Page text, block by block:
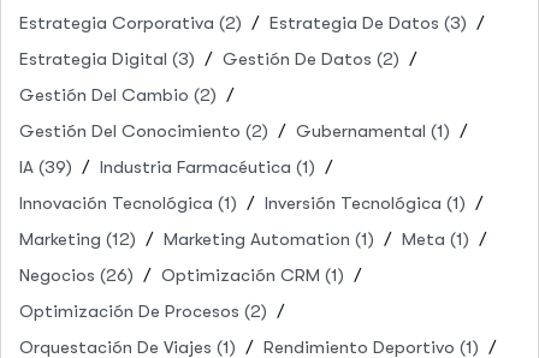
Estrategia Corporativa (2) Estrategia De Datos (3)
Estrategia Digital (3) Gestión De Datos (2)
Gestión Del Cambio (2)
Gestión Del Conocimiento (2) Gubernamental (1)
IA (39) Industria Farmacéutica (1)
Innovación Tecnológica (1) Inversión Tecnológica (1)
Marketing (12) Marketing Automation (1) Meta (1)
Negocios (26) Optimización CRM (1)
Optimización De Procesos (2)
Orquestación De Viajes (1) Rendimiento Deportivo (1)